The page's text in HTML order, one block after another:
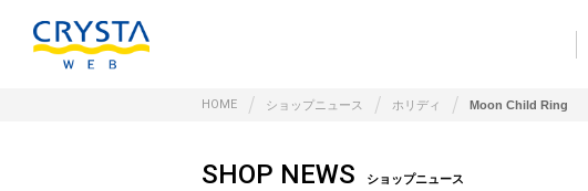
HOME ショップニュース ホリディ Moon Child Ring
SHOP NEWS ショップニュース